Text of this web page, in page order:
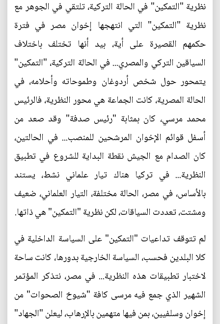
نظرية "التمكين" في الحالة التركية، تلتقي في الجوهر مع
نظرية "التمكين" التي انتهجها إخوان مصر في فترة
حكمهم القصيرة على أية، بيد أنها تختلف باختلاف
السياقين التركي والمصري... في الحالة التركية، "التمكين"
يتمحور حول شخص أردوغان وطموحاته وأحلامه، في
الحالة المصرية، كانت الجماعة هي محور النظرية، فالرئيس
محمد مرسي، كان بمثابة "رئيس صدفة" وقد صعد من
أسفل قوائم الإخوان المرشحين للمنصب... في الحالتين،
كان الصدام مع الجيش نقطة البداية للشروع في تطبيق
النظرية... في تركيا هناك تيار علماني نشط، يستند
بالأساس، في مصر، الحالة مختلفة، التيار العلماني، ضعيف
ومشتت، تعددت السياقات، لكن نظرية "التمكين" هي ذاتها.
لم تتوقف تداعيات "التمكين" على السياسة الداخلية في
كلا البلدين فحسب، السياسة الخارجية بدورها، كانت ساحة
لاختبار تطبيقات هذه النظرية... في مصر، نتذكر المؤتمر
الشهير الذي جمع فيه مرسى كافة "شيوخ الصحوات" من
إخوان وسلفيين، بمن فيها متهمين بالإرهاب، ليعلن "الجهاد"